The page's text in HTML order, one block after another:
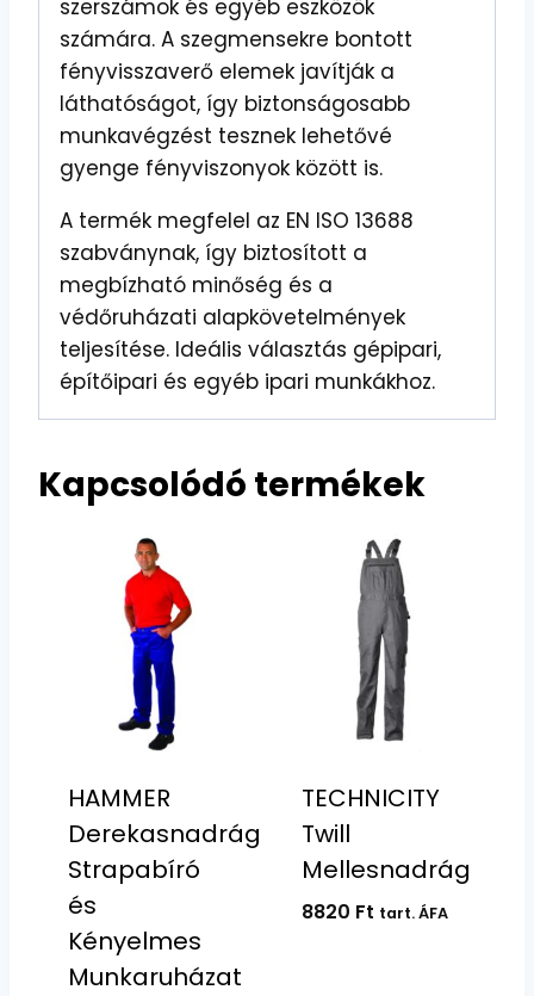
szerszámok és egyéb eszközök
számára. A szegmensekre bontott
fényvisszaverő elemek javítják a
láthatóságot, így biztonságosabb
munkavégzést tesznek lehetővé
gyenge fényviszonyok között is.
A termék megfelel az EN ISO 13688
szabványnak, így biztosított a
megbízható minőség és a
védőruházati alapkövetelmények
teljesítése. Ideális választás gépipari,
építőipari és egyéb ipari munkákhoz.
Kapcsolódó termékek
HAMMER
Derekasnadrág:
Strapabíró
és
Kényelmes
Munkaruházat
TECHNICITY
Twill
Mellesnadrág
8820 Ft tart. ÁFA